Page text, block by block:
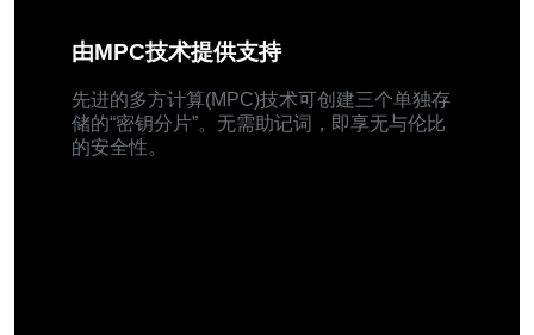
由MPC技术提供支持
先进的多方计算(MPC)技术可创建三个单独存
储的“密钥分片”。无需助记词，即享无与伦比
的安全性。